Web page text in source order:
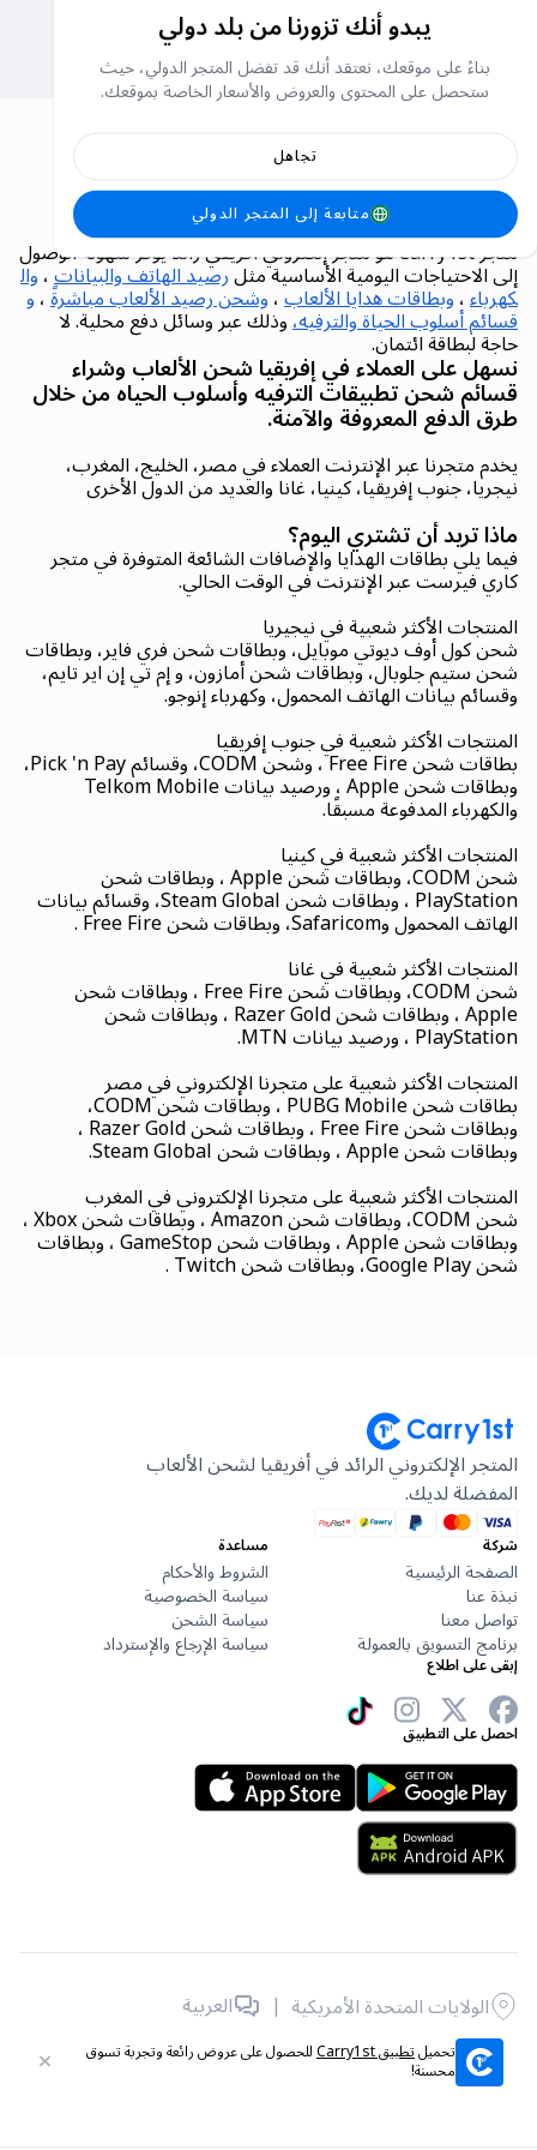
بطاقة شحن جوجل بلاي الامريكية
بطاقات الشحن بطاقات الشحن
كاري فيرست (Carry1st).. المتجر
الإلكتروني الرائد في إفريقيا
متجر Carry1st هو متجر إلكتروني أفريقي رائد يوفر سهولة الوصول
إلى الاحتياجات اليومية الأساسية مثلرصيد الهاتف والبيانات،وال
كهرباء،وبطاقات هدايا الألعاب،وشحن رصيد الألعاب مباشرةً،و
قسائم أسلوب الحياة والترفيه،وذلك عبر وسائل دفع محلية. لا
حاجة لبطاقة ائتمان.
نسهل على العملاء في إفريقيا شحن الألعاب وشراء
قسائم شحن تطبيقات الترفيه وأسلوب الحياه من خلال
طرق الدفع المعروفة والآمنة.
يخدم متجرنا عبر الإنترنت العملاء في مصر، الخليج، المغرب،
نيجريا، جنوب إفريقيا، كينيا، غانا والعديد من الدول الأخرى
ماذا تريد أن تشتري اليوم؟
فيما يلي بطاقات الهدايا والإضافات الشائعة المتوفرة في متجر
كاري فيرست عبر الإنترنت في الوقت الحالي.
المنتجات الأكثر شعبية في نيجيريا
شحن كول أوف ديوتي موبايل، وبطاقات شحن فري فاير، وبطاقات
شحن ستيم جلوبال، وبطاقات شحن أمازون، و إم تي إن اير تايم،
وقسائم بيانات الهاتف المحمول، وكهرباء إنوجو.
المنتجات الأكثر شعبية في جنوب إفريقيا
بطاقات شحن Free Fire ، وشحن CODM، وقسائم Pick 'n Pay،
وبطاقات شحن Apple ، ورصيد بيانات Telkom Mobile
والكهرباء المدفوعة مسبقًا.
المنتجات الأكثر شعبية في كينيا
شحن CODM، وبطاقات شحن Apple ، وبطاقات شحن
PlayStation ، وبطاقات شحن Steam Global، وقسائم بيانات
الهاتف المحمول وSafaricom، وبطاقات شحن Free Fire .
المنتجات الأكثر شعبية في غانا
شحن CODM، وبطاقات شحن Free Fire ، وبطاقات شحن
Apple ، وبطاقات شحن Razer Gold ، وبطاقات شحن
PlayStation ، ورصيد بيانات MTN.
المنتجات الأكثر شعبية على متجرنا الإلكتروني في مصر
بطاقات شحن PUBG Mobile ، وبطاقات شحن CODM،
وبطاقات شحن Free Fire ، وبطاقات شحن Razer Gold ،
وبطاقات شحن Apple ، وبطاقات شحن Steam Global.
المنتجات الأكثر شعبية على متجرنا الإلكتروني في المغرب
شحن CODM، وبطاقات شحن Amazon ، وبطاقات شحن Xbox ،
وبطاقات شحن Apple ، وبطاقات شحن GameStop ، وبطاقات
شحن Google Play، وبطاقات شحن Twitch .
تحميلتطبيق Carry1st للحصول على عروض رائعة وتجربة تسوق
محسنة!
المتجر الإلكتروني الرائد في أفريقيا لشحن الألعاب
المفضلة لديك.
شركة
الصفحة الرئيسية
نبذة عنا
تواصل معنا
برنامج التسويق بالعمولة
مساعدة
الشروط والأحكام
سياسة الخصوصية
سياسة الشحن
سياسة الإرجاع والإسترداد
إبقى على اطلاع
احصل على التطبيق
جميع الحقوق محفوظة © 2026 لشركة Carry1st .
الولايات المتحدة الأمريكية | العربية
يبدو أنك تزورنا من بلد دولي
بناءً على موقعك، نعتقد أنك قد تفضل المتجر الدولي، حيث
ستحصل على المحتوى والعروض والأسعار الخاصة بموقعك.
تجاهل
متابعة إلى المتجر الدولي